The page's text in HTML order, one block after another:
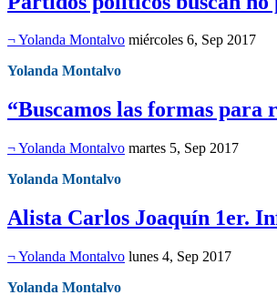
¬ Yolanda Montalvo miércoles 6, Sep 2017
Yolanda Montalvo
“Buscamos las formas para
¬ Yolanda Montalvo martes 5, Sep 2017
Yolanda Montalvo
Alista Carlos Joaquín 1er.
¬ Yolanda Montalvo lunes 4, Sep 2017
Yolanda Montalvo